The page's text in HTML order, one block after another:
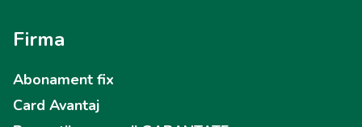
Firma
Abonament fix
Card Avantaj